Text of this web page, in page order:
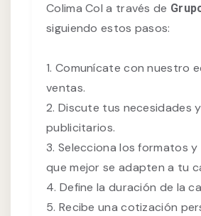
Colima Col a través de
siguiendo estos pasos:
1. Comunícate con nuestro
ventas.
2. Discute tus necesidades
publicitarios.
3. Selecciona los formatos
que mejor se adapten a tu
4. Define la duración de la
5. Recibe una cotización